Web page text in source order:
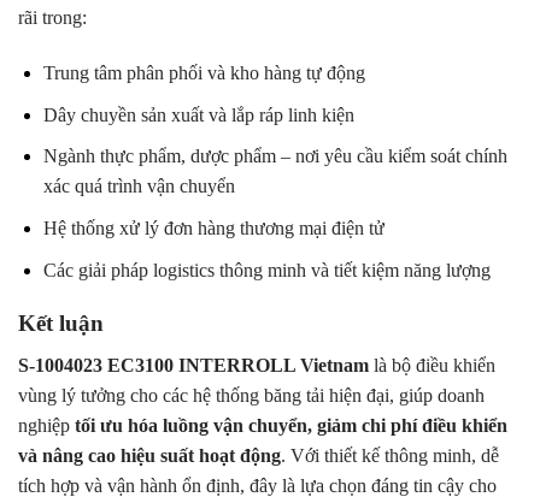
rãi trong:
Trung tâm phân phối và kho hàng tự động
Dây chuyền sản xuất và lắp ráp linh kiện
Ngành thực phẩm, dược phẩm – nơi yêu cầu kiểm soát chính
xác quá trình vận chuyển
Hệ thống xử lý đơn hàng thương mại điện tử
Các giải pháp logistics thông minh và tiết kiệm năng lượng
Kết luận
S-1004023 EC3100 INTERROLL Vietnam là bộ điều khiển
vùng lý tưởng cho các hệ thống băng tải hiện đại, giúp doanh
nghiệp tối ưu hóa luồng vận chuyển, giảm chi phí điều khiển
và nâng cao hiệu suất hoạt động. Với thiết kế thông minh, dễ
tích hợp và vận hành ổn định, đây là lựa chọn đáng tin cậy cho